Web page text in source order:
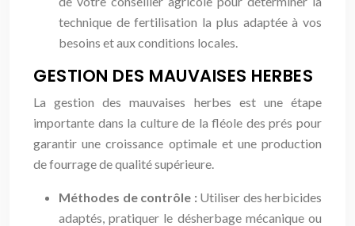
technique de fertilisation la plus adaptée à vos
besoins et aux conditions locales.
GESTION DES MAUVAISES HERBES
La gestion des mauvaises herbes est une étape
importante dans la culture de la fléole des prés pour
garantir une croissance optimale et une production
de fourrage de qualité supérieure.
Méthodes de contrôle : Utiliser des herbicides
adaptés, pratiquer le désherbage mécanique ou